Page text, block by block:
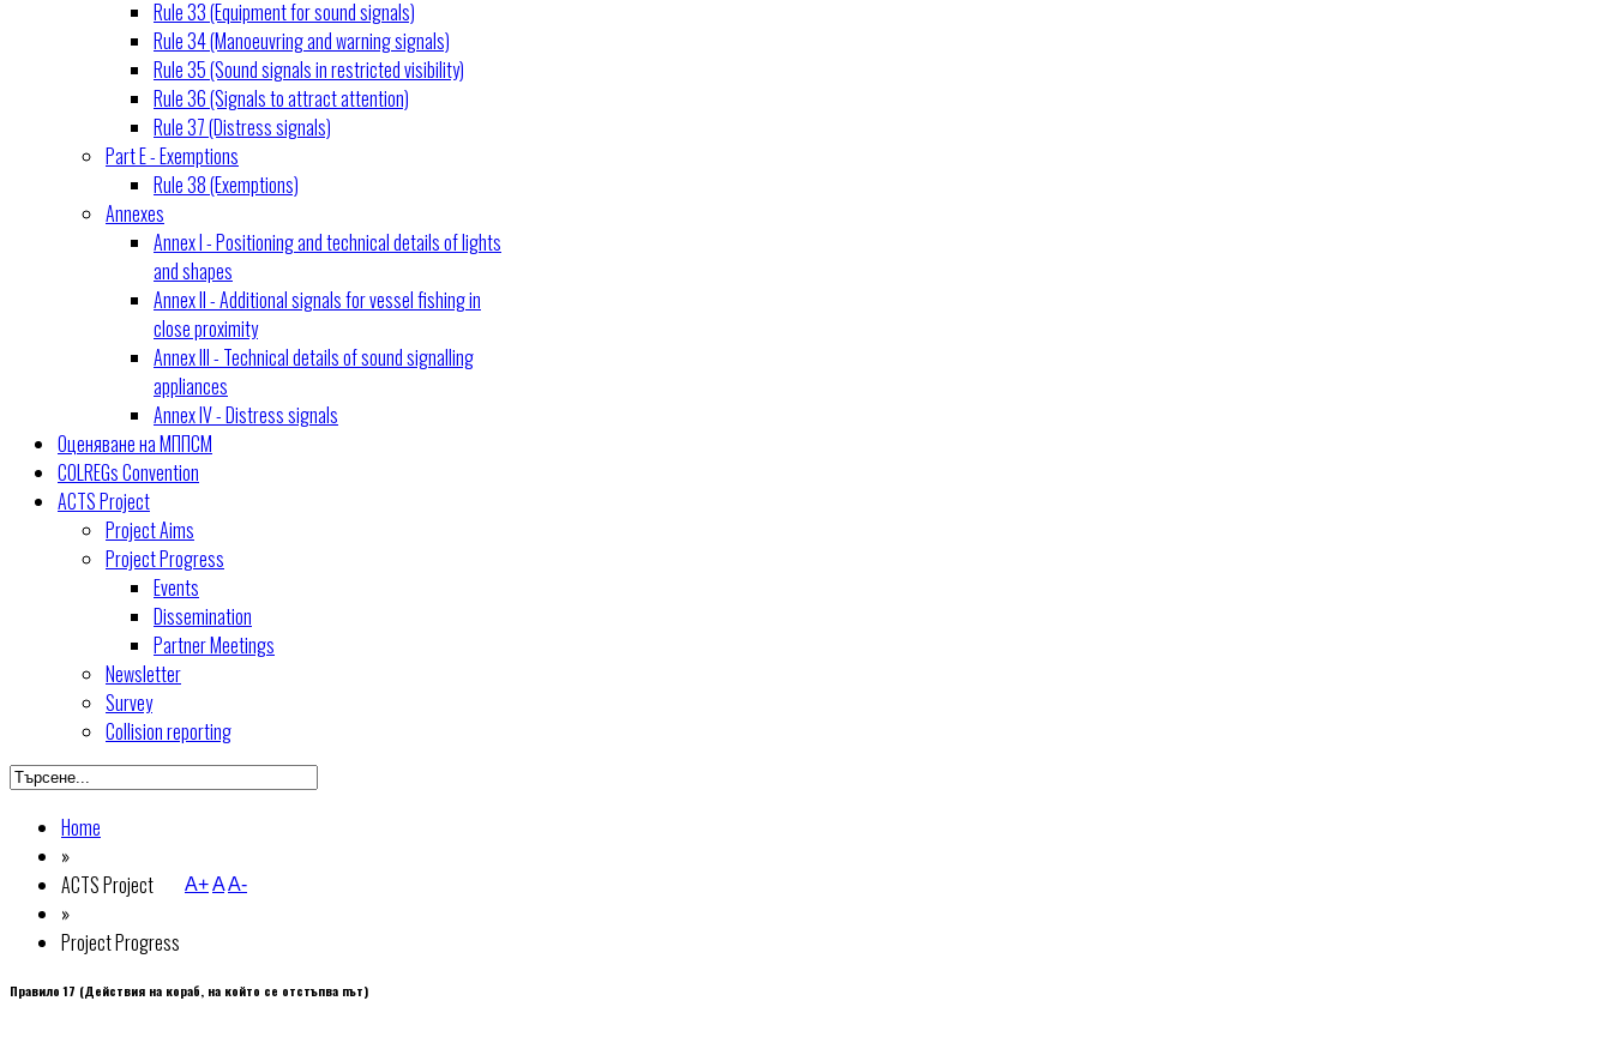
Rule 33 (Equipment for sound signals)
Rule 34 (Manoeuvring and warning signals)
Rule 35 (Sound signals in restricted visibility)
Rule 36 (Signals to attract attention)
Rule 37 (Distress signals)
Part E - Exemptions
Rule 38 (Exemptions)
Annexes
Annex I - Positioning and technical details of lights
and shapes
Annex II - Additional signals for vessel fishing in
close proximity
Annex III - Technical details of sound signalling
appliances
Annex IV - Distress signals
Оценяване на МППСМ
COLREGs Convention
ACTS Project
Project Aims
Project Progress
Events
Dissemination
Partner Meetings
Newsletter
Survey
Collision reporting
Home
»
ACTS Project
»
Project Progress
A+AA-
Правило 17 (Действия на кораб, на който се отстъпва път)